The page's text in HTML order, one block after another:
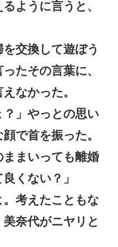
ように言うと、
を交換して遊ぼう
たその言葉に、
なかった。
？」やっとの思い
で首を振った。
ままいっても離婚
くない？」
。考えたこともな
奈代がニヤリと